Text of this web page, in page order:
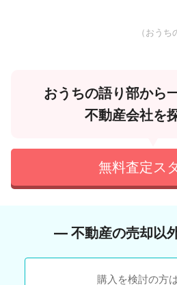
（おう
おうちの語り部から
不動産会社を
無料査定ス
― 不動産の売却以
購入を検討の方